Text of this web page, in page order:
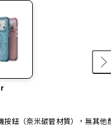
鈕（奈米碳管材質），無其他